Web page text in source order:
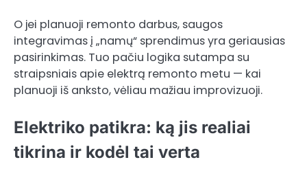
O jei planuoji remonto darbus, saugos
integravimas į „namų“ sprendimus yra geriausias
pasirinkimas. Tuo pačiu logika sutampa su
straipsniais apie elektrą remonto metu — kai
planuoji iš anksto, vėliau mažiau improvizuoji.
Elektriko patikra: ką jis realiai
tikrina ir kodėl tai verta